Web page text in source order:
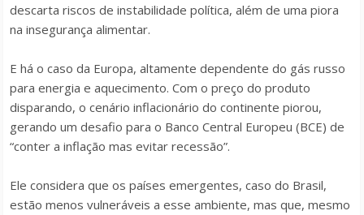
descarta riscos de instabilidade política, além de uma piora
na insegurança alimentar.
E há o caso da Europa, altamente dependente do gás russo
para energia e aquecimento. Com o preço do produto
disparando, o cenário inflacionário do continente piorou,
gerando um desafio para o Banco Central Europeu (BCE) de
“conter a inflação mas evitar recessão”.
Ele considera que os países emergentes, caso do Brasil,
estão menos vulneráveis a esse ambiente, mas que, mesmo